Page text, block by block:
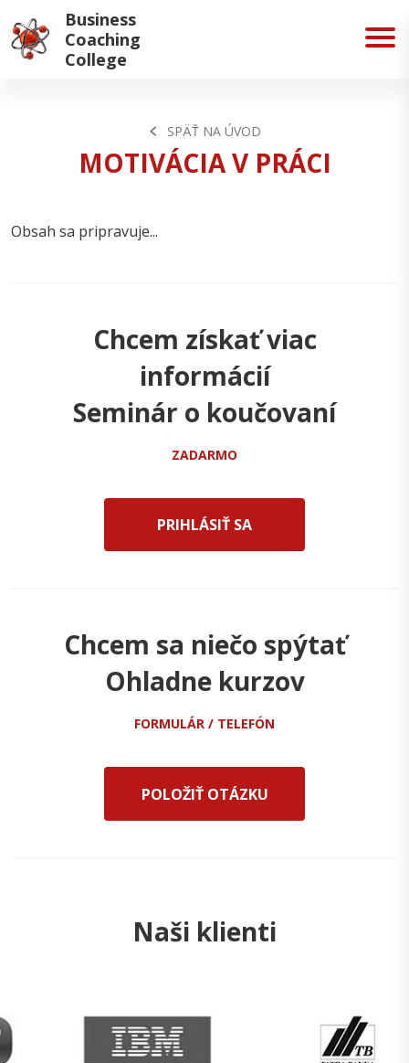
Business
Coaching
College
SPÄŤ NA ÚVOD
MOTIVÁCIA V PRÁCI
Obsah sa pripravuje...
Chcem získať viac
informácií
Seminár o koučovaní
ZADARMO
PRIHLÁSIŤ SA
Chcem sa niečo spýtať
Ohladne kurzov
FORMULÁR / TELEFÓN
POLOŽIŤ OTÁZKU
Naši klienti